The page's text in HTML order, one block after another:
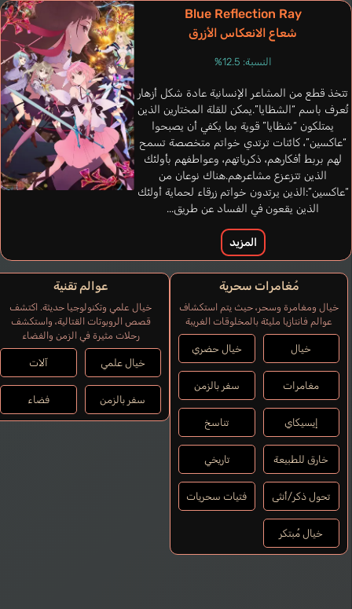
Kwan Jennie
إنجليزي
Verduzco Iarel
إسباني
Haruno Mari
برتغالي
Blue Reflection Ray
شعاع الانعكاس الأزرق
النسبة: 12.5%
تتخذ قطع من المشاعر الإنسانية عادة شكل أزهار
تُعرف باسم “الشظايا”.يمكن للقلة المختارين الذين
يمتلكون “شظايا” قوية بما يكفي أن يصبحوا
“عاكسين”، كائنات ترتدي خواتم متخصصة تسمح
لهم بربط أفكارهم، ذكرياتهم، وعواطفهم بأولئك
الذين تتزعزع مشاعرهم.هناك نوعان من
“عاكسين”:الذين يرتدون خواتم زرقاء لحماية أولئك
الذين يقعون في الفساد عن طريق...
المزيد
مُغامرات سحرية
خيال ومغامرة وسحر، حيث يتم استكشاف
عوالم فانتازيا مليئة بالمخلوقات الغريبة
خيال خيال حضري
مغامرات سفر بالزمن
إيسيكاي تناسخ
خارق للطبيعة تاريخي
تحول ذكر/أنثى فتيات سحريات
خيال مُبتكر
عوالم تقنية
خيال علمي وتكنولوجيا حديثة. اكتشف
قصص الروبوتات القتالية، واستكشف
رحلات مثيرة في الزمن والفضاء
خيال علمي آلات
سفر بالزمن فضاء